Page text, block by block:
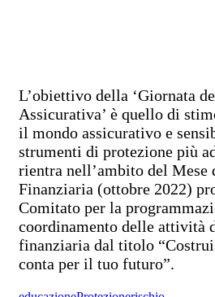
L’obiettivo della ‘Giornata
Assicurativa’ è quello di
il mondo assicurativo e
strumenti di protezione più
rientra nell’ambito del Mese
Finanziaria (ottobre 2022)
Comitato per la
coordinamento delle attività
finanziaria dal titolo
conta per il tuo futuro”.